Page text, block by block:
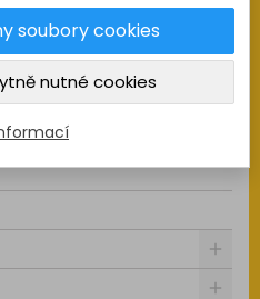
soubory cookies
nutné cookies